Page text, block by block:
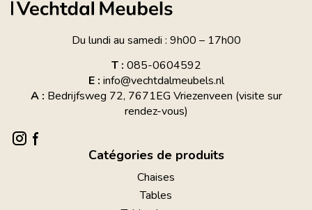
Du lundi au samedi : 9h00 – 17h00
T : 085-0604592
E : info@vechtdalmeubels.nl
A : Bedrijfsweg 72, 7671EG Vriezenveen (visite sur
rendez-vous)
Catégories de produits
Chaises
Tables